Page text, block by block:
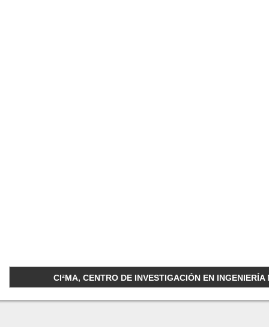
CI²MA, CENTRO DE INVESTIGACIÓN EN